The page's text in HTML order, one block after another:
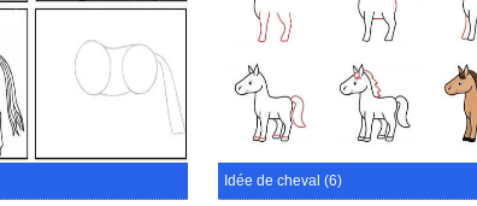
Idée de cheval (6)